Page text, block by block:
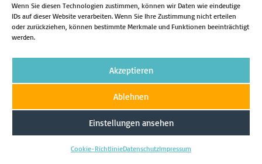
Wenn Sie diesen Technologien zustimmen, können wir Daten wie eindeutige
IDs auf dieser Website verarbeiten. Wenn Sie Ihre Zustimmung nicht erteilen
oder zurückziehen, können bestimmte Merkmale und Funktionen beeinträchtigt
werden.
Akzeptieren
Ablehnen
Einstellungen ansehen
Cookie-RichtlinieDatenschutzImpressum
Weiterlesen
Datenschutz
Copyright 2026 - Matthias Eggers MdL